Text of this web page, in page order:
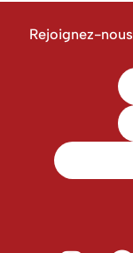
Rejoignez-